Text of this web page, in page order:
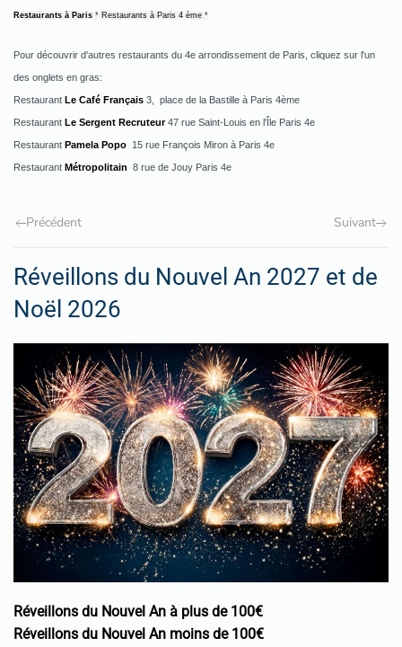
Restaurants à Paris * Restaurants à Paris 4 ème *
Pour découvrir d'autres restaurants du 4e arrondissement de Paris, cliquez sur l'un
des onglets en gras:
Restaurant Le Café Français 3, place de la Bastille à Paris 4ème
Restaurant Le Sergent Recruteur47 rue Saint-Louis en l'Île Paris 4e
Restaurant Pamela Popo 15 rue François Miron à Paris 4e
Restaurant Métropolitain 8 rue de Jouy Paris 4e
Précédent Suivant
Réveillons du Nouvel An 2027 et de
Noël 2026
Réveillons du Nouvel An à plus de 100€
Réveillons du Nouvel An moins de 100€